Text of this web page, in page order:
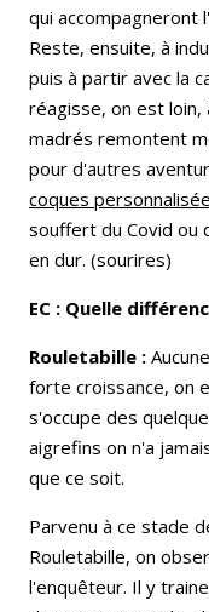
qui accompagneront
Reste, ensuite, à
puis à partir avec la
réagisse, on est loin,
madrés remontent
pour d'autres
coques
souffert du Covid ou
en dur. (sourires)
EC : Quelle
Rouletabille :
forte croissance, on
s'occupe des
aigrefins on n'a
que ce soit.
Parvenu à ce stade
Rouletabille, on
l'enquêteur. Il y